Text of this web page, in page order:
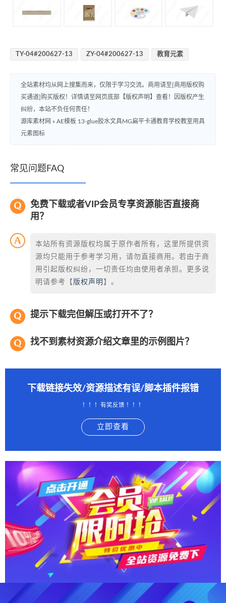
TY-04#200627-13 ZY-04#200627-13 教育元素
全站素材均从网上搜集而来，仅限于学习交流。商用请至[商用版权购
买通道]购买版权！详情请至网页底部【版权声明】查看！因版权产生
纠纷，本站不负任何责任！
源库素材网 » AE模板 13-glue胶水文具MG扁平卡通教育学校教室用具
元素图标
常见问题FAQ
免费下载或者VIP会员专享资源能否直接商
用？
本站所有资源版权均属于原作者所有，这里所提供资
源均只能用于参考学习用，请勿直接商用。若由于商
用引起版权纠纷，一切责任均由使用者承担。更多说
明请参考【 版权声明 】。
提示下载完但解压或打开不了？
找不到素材资源介绍文章里的示例图片？
下载链接失效/资源描述有误/脚本插件报错
！！！有奖反馈 ！！！
立即查看